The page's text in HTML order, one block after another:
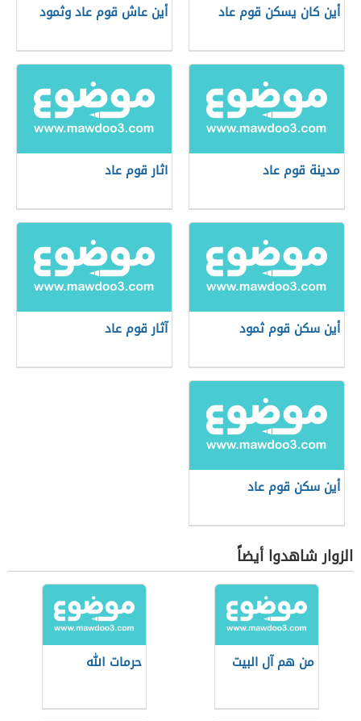
أين كان يسكن قوم عاد أين عاش قوم عاد وثمود
مدينة قوم عاد اثار قوم عاد
أين سكن قوم ثمود آثار قوم عاد
أين سكن قوم عاد
الزوار شاهدوا أيضاً
من هم آل البيت حرمات الله